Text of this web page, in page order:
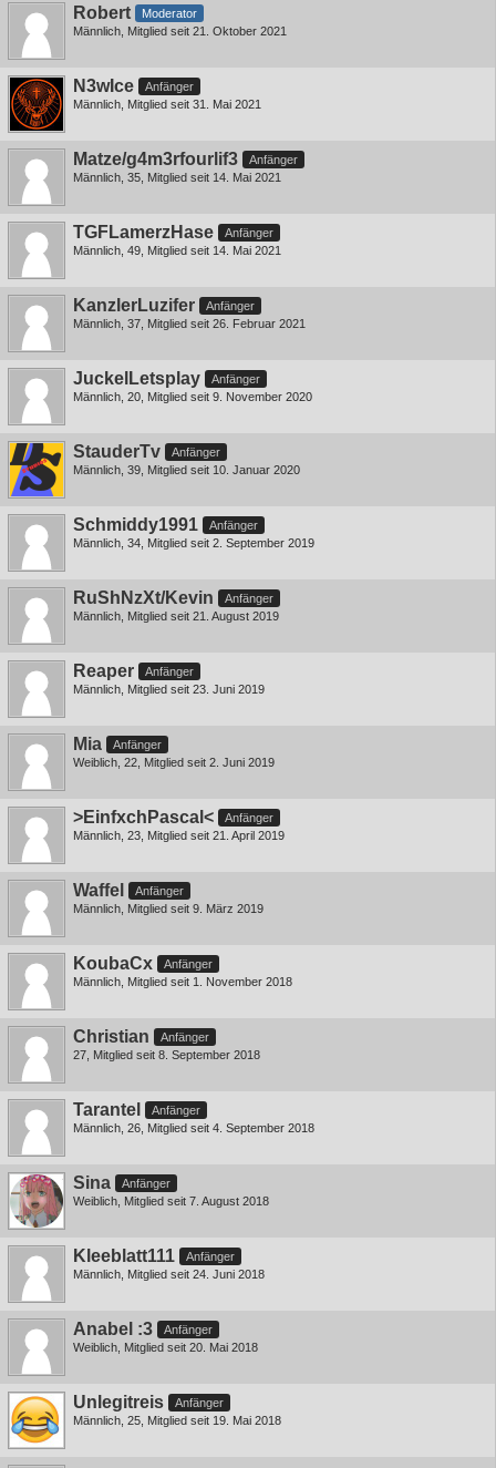
Robert
Moderator
Männlich Mitglied seit 21. Oktober 2021
N3wIce
Anfänger
Männlich Mitglied seit 31. Mai 2021
Matze/g4m3rfourlif3
Anfänger
Männlich 35 Mitglied seit 14. Mai 2021
TGFLamerzHase
Anfänger
Männlich 49 Mitglied seit 14. Mai 2021
KanzlerLuzifer
Anfänger
Männlich 37 Mitglied seit 26. Februar 2021
JuckelLetsplay
Anfänger
Männlich 20 Mitglied seit 9. November 2020
StauderTv
Anfänger
Männlich 39 Mitglied seit 10. Januar 2020
Schmiddy1991
Anfänger
Männlich 34 Mitglied seit 2. September 2019
RuShNzXt/Kevin
Anfänger
Männlich Mitglied seit 21. August 2019
Reaper
Anfänger
Männlich Mitglied seit 23. Juni 2019
Mia
Anfänger
Weiblich 22 Mitglied seit 2. Juni 2019
>EinfxchPascal<
Anfänger
Männlich 23 Mitglied seit 21. April 2019
Waffel
Anfänger
Männlich Mitglied seit 9. März 2019
KoubaCx
Anfänger
Männlich Mitglied seit 1. November 2018
Christian
Anfänger
27 Mitglied seit 8. September 2018
Tarantel
Anfänger
Männlich 26 Mitglied seit 4. September 2018
Sina
Anfänger
Weiblich Mitglied seit 7. August 2018
Kleeblatt111
Anfänger
Männlich Mitglied seit 24. Juni 2018
Anabel :3
Anfänger
Weiblich Mitglied seit 20. Mai 2018
Unlegitreis
Anfänger
Männlich 25 Mitglied seit 19. Mai 2018